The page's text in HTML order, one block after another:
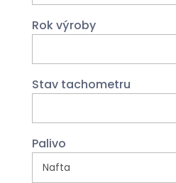
Rok výroby
Stav tachometru
Palivo